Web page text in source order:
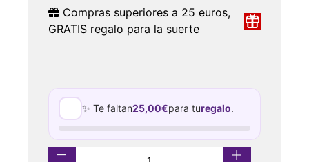
Compras superiores a 25 euros,
GRATIS regalo para la suerte
✨ Te faltan25,00€para turegalo.